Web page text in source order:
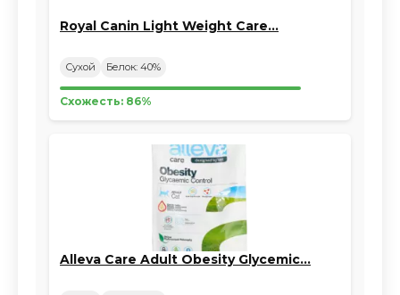
Royal Canin Light Weight Care…
Сухой Белок: 40%
Схожесть: 86%
Alleva Care Adult Obesity Glycemic…